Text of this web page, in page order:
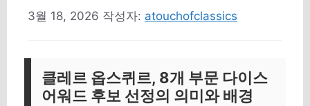
3월 18, 2026 작성자: atouchofclassics
클레르 옵스퀴르, 8개 부문 다이스
어워드 후보 선정의 의미와 배경